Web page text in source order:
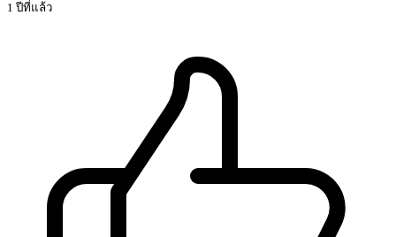
1 ปีที่แล้ว